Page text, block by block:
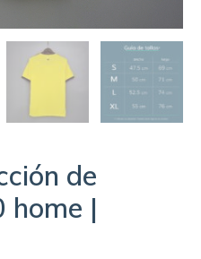
de
home |